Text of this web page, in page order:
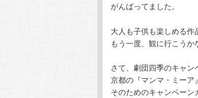
がんばってました。
大人も子供も楽しめる作
もう一度、観に行こうか
さて、劇団四季のキャ
京都の『マンマ・ミーア
そのためのキャンペーン